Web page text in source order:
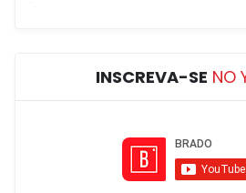
INSCREVA-SE NO